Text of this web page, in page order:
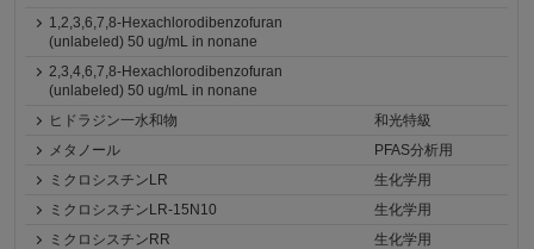
1,2,3,6,7,8-Hexachlorodibenzofuran
(unlabeled) 50 ug/mL in nonane
2,3,4,6,7,8-Hexachlorodibenzofuran
(unlabeled) 50 ug/mL in nonane
ヒドラジン一水和物
和光特級
メタノール
PFAS分析用
ミクロシスチンLR
生化学用
ミクロシスチンLR-15N10
生化学用
ミクロシスチンRR
生化学用